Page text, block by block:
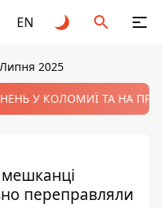
EN
2025
У КОЛОМИЇ ТА НА
мешканці
переправляли